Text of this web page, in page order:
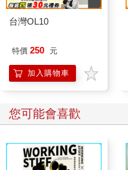
台灣OL10
特價 250 元
加入購物車
您可能會喜歡